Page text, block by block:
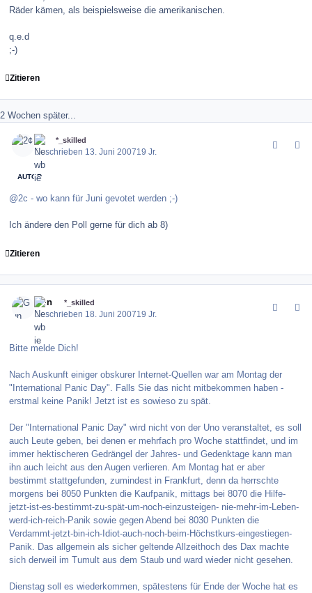
Räder kämen, als beispielsweise die amerikanischen.
q.e.d
;-)
Zitieren
2 Wochen später...
2¢ *_skilled
Geschrieben 13. Juni 200719 Jr.
AUTOR
@2c - wo kann für Juni gevotet werden ;-)
Ich ändere den Poll gerne für dich ab 8)
Zitieren
Gun *_skilled
Geschrieben 18. Juni 200719 Jr.
Bitte melde Dich!
Nach Auskunft einiger obskurer Internet-Quellen war am Montag der
"International Panic Day". Falls Sie das nicht mitbekommen haben -
erstmal keine Panik! Jetzt ist es sowieso zu spät.
Der "International Panic Day" wird nicht von der Uno veranstaltet, es soll
auch Leute geben, bei denen er mehrfach pro Woche stattfindet, und im
immer hektischeren Gedrängel der Jahres- und Gedenktage kann man
ihn auch leicht aus den Augen verlieren. Am Montag hat er aber
bestimmt stattgefunden, zumindest in Frankfurt, denn da herrschte
morgens bei 8050 Punkten die Kaufpanik, mittags bei 8070 die Hilfe-
jetzt-ist-es-bestimmt-zu-spät-um-noch-einzusteigen- nie-mehr-im-Leben-
werd-ich-reich-Panik sowie gegen Abend bei 8030 Punkten die
Verdammt-jetzt-bin-ich-Idiot-auch-noch-beim-Höchstkurs-eingestiegen-
Panik. Das allgemein als sicher geltende Allzeithoch des Dax machte
sich derweil im Tumult aus dem Staub und ward wieder nicht gesehen.
Dienstag soll es wiederkommen, spätestens für Ende der Woche hat es